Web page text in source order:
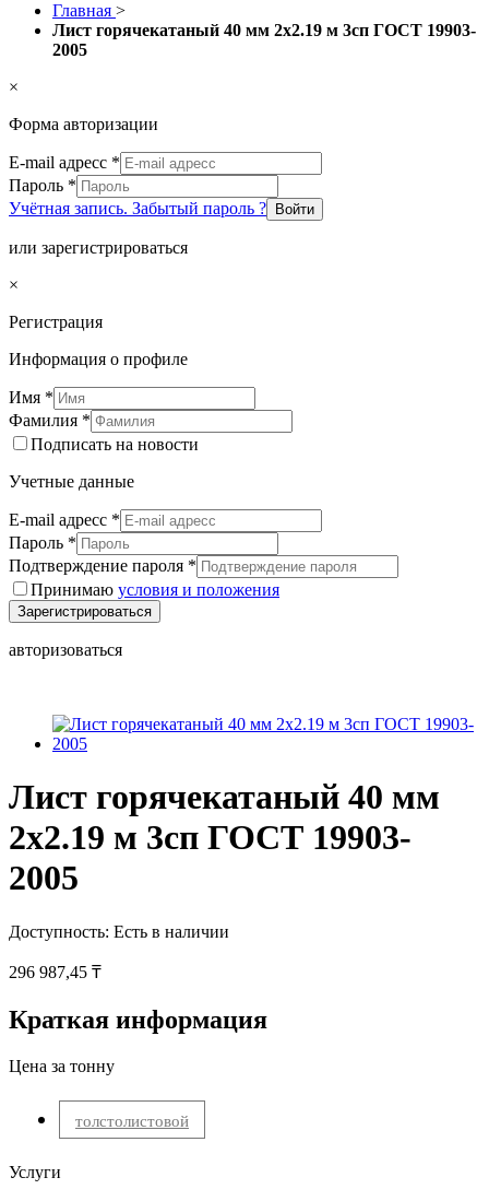
Главная >
Лист горячекатаный 40 мм 2х2.19 м 3сп ГОСТ 19903-
2005
×
Форма авторизации
E-mail адресс *
Пароль *
Учётная запись. Забытый пароль ?
Войти
или зарегистрироваться
×
Регистрация
Информация о профиле
Имя *
Фамилия *
Подписать на новости
Учетные данные
E-mail адресс *
Пароль *
Подтверждение пароля *
Принимаю условия и положения
Зарегистрироваться
авторизоваться
Лист горячекатаный 40 мм
2х2.19 м 3сп ГОСТ 19903-
2005
Доступность: Есть в наличии
296 987,45 ₸
Краткая информация
Цена за тонну
толстолистовой
Услуги